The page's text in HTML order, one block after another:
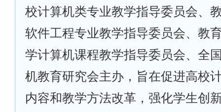
校计算机类专业教学指导委员会、
软件工程专业教学指导委员会、教
学计算机课程教学指导委员会、全
机教育研究会主办，旨在促进高校
内容和教学方法改革，强化学生创